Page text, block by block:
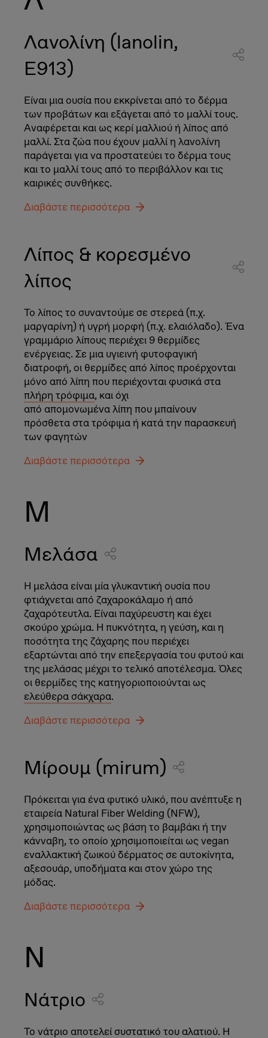
Λανολίνη (lanolin,
E913)
Είναι μια ουσία που εκκρίνεται από το δέρμα
των προβάτων και εξάγεται από το μαλλί τους.
Αναφέρεται και ως κερί μαλλιού ή λίπος από
μαλλί. Στα ζώα που έχουν μαλλί η λανολίνη
παράγεται για να προστατεύει το δέρμα τους
και το μαλλί τους από το περιβάλλον και τις
καιρικές συνθήκες.
Διαβάστε περισσότερα
Λίπος & κορεσμένο
λίπος
Το λίπος το συναντούμε σε στερεά (π.χ.
μαργαρίνη) ή υγρή μορφή (π.χ. ελαιόλαδο). Ένα
γραμμάριο λίπους περιέχει 9 θερμίδες
ενέργειας. Σε μια υγιεινή φυτοφαγική
διατροφή, οι θερμίδες από λίπος προέρχονται
μόνο από λίπη που περιέχονται φυσικά στα
πλήρη τρόφιμα, και όχι
από απομονωμένα λίπη που μπαίνουν
πρόσθετα στα τρόφιμα ή κατά την παρασκευή
των φαγητών
Διαβάστε περισσότερα
Μ
Μελάσα
Η μελάσα είναι μία γλυκαντική ουσία που
φτιάχνεται από ζαχαροκάλαμο ή από
ζαχαρότευτλα. Είναι παχύρευστη και έχει
σκούρο χρώμα. Η πυκνότητα, η γεύση, και η
ποσότητα της ζάχαρης που περιέχει
εξαρτώνται από την επεξεργασία του φυτού και
της μελάσας μέχρι το τελικό αποτέλεσμα. Όλες
οι θερμίδες της κατηγοριοποιούνται ως
ελεύθερα σάκχαρα.
Διαβάστε περισσότερα
Μίρουμ (mirum)
Πρόκειται για ένα φυτικό υλικό, που ανέπτυξε η
εταιρεία Natural Fiber Welding (NFW),
χρησιμοποιώντας ως βάση το βαμβάκι ή την
κάνναβη, το οποίο χρησιμοποιείται ως vegan
εναλλακτική ζωικού δέρματος σε αυτοκίνητα,
αξεσουάρ, υποδήματα και στον χώρο της
μόδας.
Διαβάστε περισσότερα
Ν
Νάτριο
Το νάτριο αποτελεί συστατικό του αλατιού. Η